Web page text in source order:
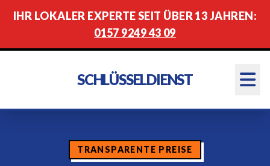
IHR LOKALER EXPERTE SEIT ÜBER 13 JAHREN:
0157 9249 43 09
SCHLÜSSELDIENST
TRANSPARENTE PREISE